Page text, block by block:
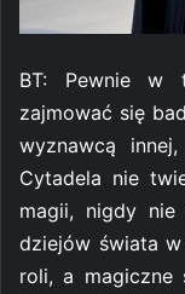
BT: Pewnie w
zajmować się
wyznawcą
Cytadela nie
magii, nigdy
dziejów świata
roli, a magiczne